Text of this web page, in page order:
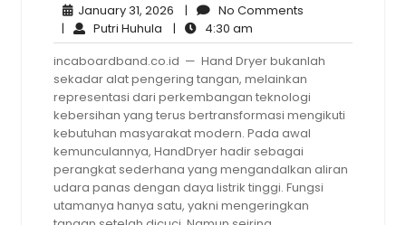
January 31, 2026 January
31,
2026
| No Comments
| Putri Huhula Putri
Huhula
| 4:30 am
am
incaboardband.co.id — Hand Dryer bukanlah
sekadar alat pengering tangan, melainkan
representasi dari perkembangan teknologi
kebersihan yang terus bertransformasi mengikuti
kebutuhan masyarakat modern. Pada awal
kemunculannya, HandDryer hadir sebagai
perangkat sederhana yang mengandalkan aliran
udara panas dengan daya listrik tinggi. Fungsi
utamanya hanya satu, yakni mengeringkan